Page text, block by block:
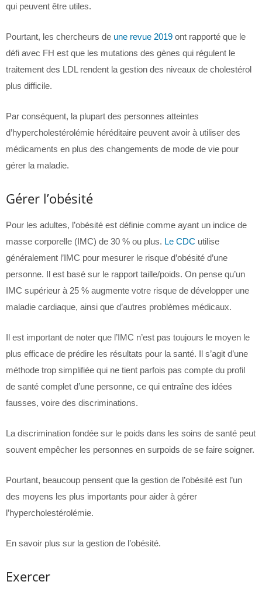
qui peuvent être utiles.
Pourtant, les chercheurs de une revue 2019 ont rapporté que le
défi avec FH est que les mutations des gènes qui régulent le
traitement des LDL rendent la gestion des niveaux de cholestérol
plus difficile.
Par conséquent, la plupart des personnes atteintes
d’hypercholestérolémie héréditaire peuvent avoir à utiliser des
médicaments en plus des changements de mode de vie pour
gérer la maladie.
Gérer l’obésité
Pour les adultes, l’obésité est définie comme ayant un indice de
masse corporelle (IMC) de 30 % ou plus. Le CDC utilise
généralement l’IMC pour mesurer le risque d’obésité d’une
personne. Il est basé sur le rapport taille/poids. On pense qu’un
IMC supérieur à 25 % augmente votre risque de développer une
maladie cardiaque, ainsi que d’autres problèmes médicaux.
Il est important de noter que l’IMC n’est pas toujours le moyen le
plus efficace de prédire les résultats pour la santé. Il s’agit d’une
méthode trop simplifiée qui ne tient parfois pas compte du profil
de santé complet d’une personne, ce qui entraîne des idées
fausses, voire des discriminations.
La discrimination fondée sur le poids dans les soins de santé peut
souvent empêcher les personnes en surpoids de se faire soigner.
Pourtant, beaucoup pensent que la gestion de l’obésité est l’un
des moyens les plus importants pour aider à gérer
l’hypercholestérolémie.
En savoir plus sur la gestion de l’obésité.
Exercer